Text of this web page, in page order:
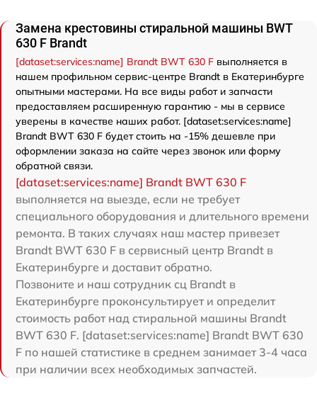
Замена крестовины стиральной машины BWT
630 F Brandt
[dataset:services:name] Brandt BWT 630 F выполняется в
нашем профильном сервис-центре Brandt в Екатеринбурге
опытными мастерами. На все виды работ и запчасти
предоставляем расширенную гарантию - мы в сервисе
уверены в качестве наших работ. [dataset:services:name]
Brandt BWT 630 F будет стоить на -15% дешевле при
оформлении заказа на сайте через звонок или форму
обратной связи.
[dataset:services:name] Brandt BWT 630 F
выполняется на выезде, если не требует
специального оборудования и длительного времени
ремонта. В таких случаях наш мастер привезет
Brandt BWT 630 F в сервисный центр Brandt в
Екатеринбурге и доставит обратно.
Позвоните и наш сотрудник сц Brandt в
Екатеринбурге проконсультирует и определит
стоимость работ над стиральной машины Brandt
BWT 630 F. [dataset:services:name] Brandt BWT 630
F по нашей статистике в среднем занимает 3-4 часа
при наличии всех необходимых запчастей.